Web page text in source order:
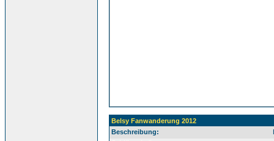
Belsy Fanwanderung 2012
Beschreibung: